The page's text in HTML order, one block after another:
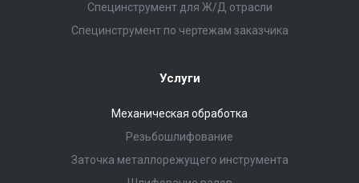
Специнструмент для Ж/Д отрасли
Специнструмент по чертежам заказчика
Услуги
Механическая обработка
Резьбошлифование
Заточка металлорежущего инструмента